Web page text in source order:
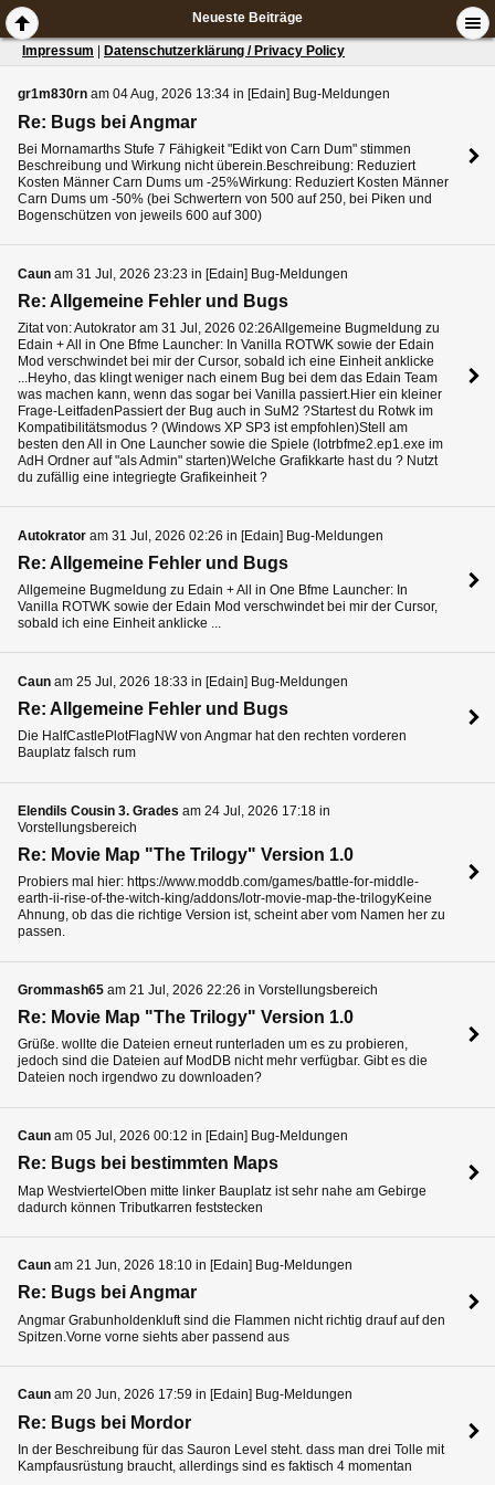
Neueste Beiträge
Impressum Datenschutzerklärung / Privacy Policy
gr1m830rn am 04 Aug, 2026 13:34 in [Edain] Bug-Meldungen
Re: Bugs bei Angmar
Bei Mornamarths Stufe 7 Fähigkeit "Edikt von Carn Dum" stimmen
Beschreibung und Wirkung nicht überein.Beschreibung: Reduziert
Kosten Männer Carn Dums um -25%Wirkung: Reduziert Kosten Männer
Carn Dums um -50% (bei Schwertern von 500 auf 250, bei Piken und
Bogenschützen von jeweils 600 auf 300)
Caun am 31 Jul, 2026 23:23 in [Edain] Bug-Meldungen
Re: Allgemeine Fehler und Bugs
Zitat von: Autokrator am 31 Jul, 2026 02:26Allgemeine Bugmeldung zu
Edain + All in One Bfme Launcher: In Vanilla ROTWK sowie der Edain
Mod verschwindet bei mir der Cursor, sobald ich eine Einheit anklicke
...Heyho, das klingt weniger nach einem Bug bei dem das Edain Team
was machen kann, wenn das sogar bei Vanilla passiert.Hier ein kleiner
Frage-LeitfadenPassiert der Bug auch in SuM2 ?Startest du Rotwk im
Kompatibilitätsmodus ? (Windows XP SP3 ist empfohlen)Stell am
besten den All in One Launcher sowie die Spiele (lotrbfme2.ep1.exe im
AdH Ordner auf "als Admin" starten)Welche Grafikkarte hast du ? Nutzt
du zufällig eine integriegte Grafikeinheit ?
Autokrator am 31 Jul, 2026 02:26 in [Edain] Bug-Meldungen
Re: Allgemeine Fehler und Bugs
Allgemeine Bugmeldung zu Edain + All in One Bfme Launcher: In
Vanilla ROTWK sowie der Edain Mod verschwindet bei mir der Cursor,
sobald ich eine Einheit anklicke ...
Caun am 25 Jul, 2026 18:33 in [Edain] Bug-Meldungen
Re: Allgemeine Fehler und Bugs
Die HalfCastlePlotFlagNW von Angmar hat den rechten vorderen
Bauplatz falsch rum
Elendils Cousin 3. Grades am 24 Jul, 2026 17:18 in
Vorstellungsbereich
Re: Movie Map "The Trilogy" Version 1.0
Probiers mal hier: https://www.moddb.com/games/battle-for-middle-
earth-ii-rise-of-the-witch-king/addons/lotr-movie-map-the-trilogyKeine
Ahnung, ob das die richtige Version ist, scheint aber vom Namen her zu
passen.
Grommash65 am 21 Jul, 2026 22:26 in Vorstellungsbereich
Re: Movie Map "The Trilogy" Version 1.0
Grüße. wollte die Dateien erneut runterladen um es zu probieren,
jedoch sind die Dateien auf ModDB nicht mehr verfügbar. Gibt es die
Dateien noch irgendwo zu downloaden?
Caun am 05 Jul, 2026 00:12 in [Edain] Bug-Meldungen
Re: Bugs bei bestimmten Maps
Map WestviertelOben mitte linker Bauplatz ist sehr nahe am Gebirge
dadurch können Tributkarren feststecken
Caun am 21 Jun, 2026 18:10 in [Edain] Bug-Meldungen
Re: Bugs bei Angmar
Angmar Grabunholdenkluft sind die Flammen nicht richtig drauf auf den
Spitzen.Vorne vorne siehts aber passend aus
Caun am 20 Jun, 2026 17:59 in [Edain] Bug-Meldungen
Re: Bugs bei Mordor
In der Beschreibung für das Sauron Level steht. dass man drei Tolle mit
Kampfausrüstung braucht, allerdings sind es faktisch 4 momentan